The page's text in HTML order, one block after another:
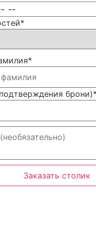
*
*
брони)*
Заказать столик